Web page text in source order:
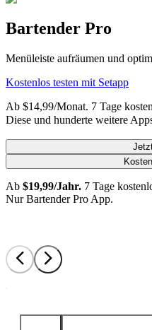
Bartender Pro
Menüleiste aufräumen und
Kostenlos testen mit Setapp
Ab $14,99/Monat. 7 Tage
Diese und hunderte weitere
Ab $19,99/Jahr. 7 Tage
Nur Bartender Pro App.